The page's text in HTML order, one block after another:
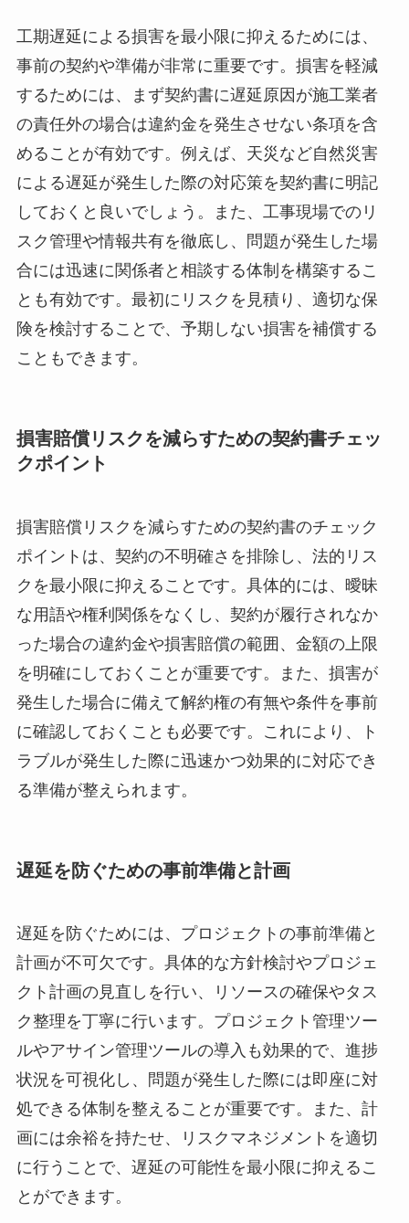
工期遅延による損害を最小限に抑えるためには、
事前の契約や準備が非常に重要です。損害を軽減
するためには、まず契約書に遅延原因が施工業者
の責任外の場合は違約金を発生させない条項を含
めることが有効です。例えば、天災など自然災害
による遅延が発生した際の対応策を契約書に明記
しておくと良いでしょう。また、工事現場でのリ
スク管理や情報共有を徹底し、問題が発生した場
合には迅速に関係者と相談する体制を構築するこ
とも有効です。最初にリスクを見積り、適切な保
険を検討することで、予期しない損害を補償する
こともできます。
損害賠償リスクを減らすための契約書チェッ
クポイント
損害賠償リスクを減らすための契約書のチェック
ポイントは、契約の不明確さを排除し、法的リス
クを最小限に抑えることです。具体的には、曖昧
な用語や権利関係をなくし、契約が履行されなか
った場合の違約金や損害賠償の範囲、金額の上限
を明確にしておくことが重要です。また、損害が
発生した場合に備えて解約権の有無や条件を事前
に確認しておくことも必要です。これにより、ト
ラブルが発生した際に迅速かつ効果的に対応でき
る準備が整えられます。
遅延を防ぐための事前準備と計画
遅延を防ぐためには、プロジェクトの事前準備と
計画が不可欠です。具体的な方針検討やプロジェ
クト計画の見直しを行い、リソースの確保やタス
ク整理を丁寧に行います。プロジェクト管理ツー
ルやアサイン管理ツールの導入も効果的で、進捗
状況を可視化し、問題が発生した際には即座に対
処できる体制を整えることが重要です。また、計
画には余裕を持たせ、リスクマネジメントを適切
に行うことで、遅延の可能性を最小限に抑えるこ
とができます。